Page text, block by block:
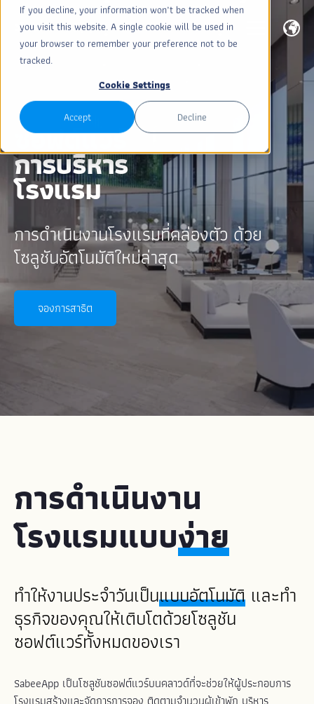
If you decline, your information won’t be tracked when
you visit this website. A single cookie will be used in
your browser to remember your preference not to be
tracked.
Cookie Settings
Accept Decline
ซอฟต์แวร์
การบริหาร
โรงแรม
การดำเนินงานโรงแรมที่คล่องตัว ด้วย
โซลูชันอัตโนมัติใหม่ล่าสุด
จองการสาธิต
การดำเนินงาน
โรงแรมแบบง่าย
ทำให้งานประจำวันเป็นแบบอัตโนมัติ และทำ
ธุรกิจของคุณให้เติบโตด้วยโซลูชัน
ซอฟต์แวร์ทั้งหมดของเรา
SabeeApp เป็นโซลูชันซอฟต์แวร์บนคลาวด์ที่จะช่วยให้ผู้ประกอบการ